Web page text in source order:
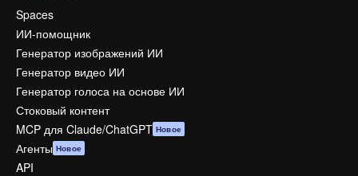
Spaces
ИИ-помощник
Генератор изображений ИИ
Генератор видео ИИ
Генератор голоса на основе ИИ
Стоковый контент
MCP для Claude/ChatGPT Новое
Агенты Новое
API